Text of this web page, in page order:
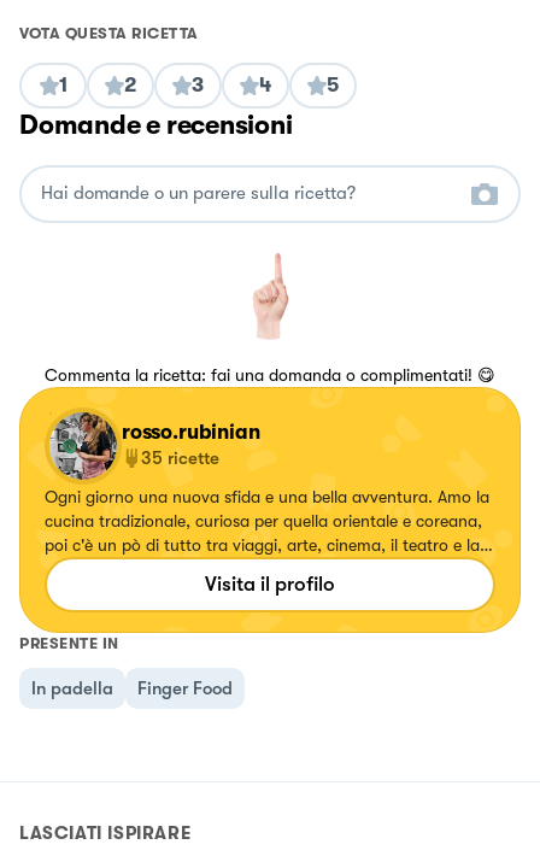
VOTA QUESTA RICETTA
1 2 3 4 5
Domande e recensioni
Commenta la ricetta: fai una domanda o complimentati! 😋
rosso.rubinian
35 ricette
Ogni giorno una nuova sfida e una bella avventura. Amo la
cucina tradizionale, curiosa per quella orientale e coreana,
poi c'è un pò di tutto tra viaggi, arte, cinema, il teatro e la
musica ❤ Tengo sempre ben presente questa frase di una
canzone dei Depeche Mode che dice: "Tutto ciò di cui ho
sempre avuto bisogno, è qui tra le mie braccia". Infatti io
penso che tutto quello che mi serve è vicino a me, ecco
come si realizzano i sogni.
Visita il profilo
PRESENTE IN
In padella Finger Food
LASCIATI ISPIRARE